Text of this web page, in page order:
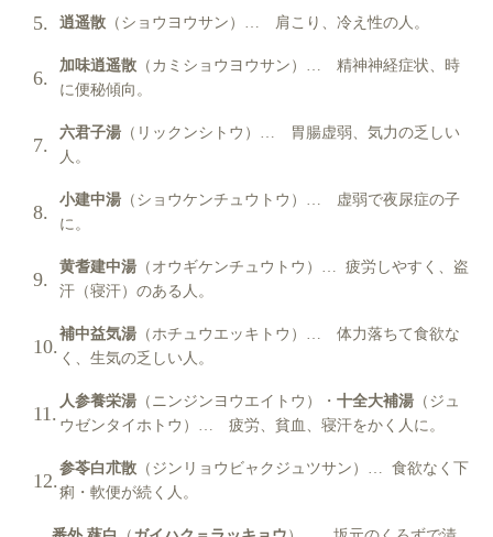
逍遥散（ショウヨウサン）… 肩こり、冷え性の人。
加味逍遥散（カミショウヨウサン）… 精神神経症状、時
に便秘傾向。
六君子湯（リックンシトウ）… 胃腸虚弱、気力の乏しい
人。
小建中湯（ショウケンチュウトウ）… 虚弱で夜尿症の子
に。
黄耆建中湯（オウギケンチュウトウ）… 疲労しやすく、盗
汗（寝汗）のある人。
補中益気湯（ホチュウエッキトウ）… 体力落ちて食欲な
く、生気の乏しい人。
人参養栄湯（ニンジンヨウエイトウ）・ 十全大補湯（ジュ
ウゼンタイホトウ）… 疲労、貧血、寝汗をかく人に。
参苓白朮散（ジンリョウビャクジュツサン）… 食欲なく下
痢・軟便が続く人。